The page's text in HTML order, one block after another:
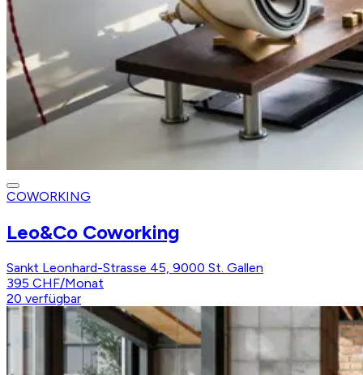
COWORKING
Leo&Co Coworking
Sankt Leonhard-Strasse 45, 9000 St. Gallen
395 CHF/Monat
20 verfügbar